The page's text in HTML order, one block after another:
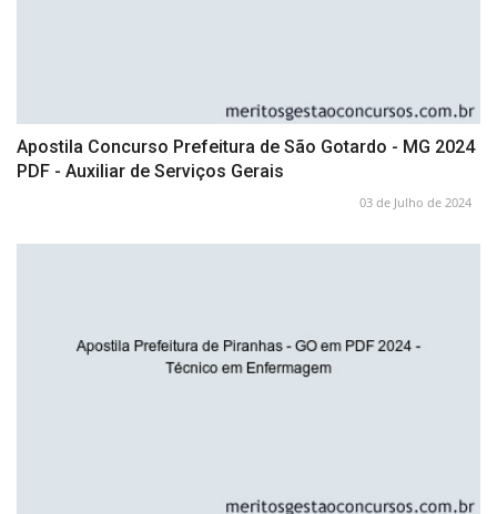
Apostila Concurso Prefeitura de São Gotardo - MG 2024
PDF - Auxiliar de Serviços Gerais
03 de Julho de 2024